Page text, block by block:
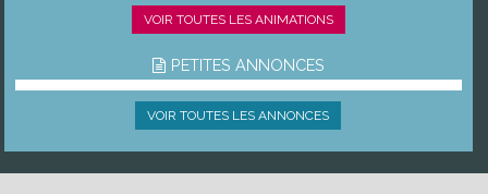
VOIR TOUTES LES ANIMATIONS
PETITES ANNONCES
VOIR TOUTES LES ANNONCES